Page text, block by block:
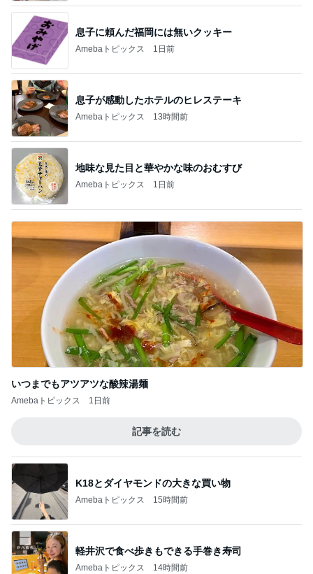
息子に頼んだ福岡には無いクッキー
Amebaトピックス 1日前
息子が感動したホテルのヒレステーキ
Amebaトピックス 13時間前
地味な見た目と華やかな味のおむすび
Amebaトピックス 1日前
いつまでもアツアツな酸辣湯麺
Amebaトピックス 1日前
記事を読む
K18とダイヤモンドの大きな買い物
Amebaトピックス 15時間前
軽井沢で食べ歩きもできる手巻き寿司
Amebaトピックス 14時間前